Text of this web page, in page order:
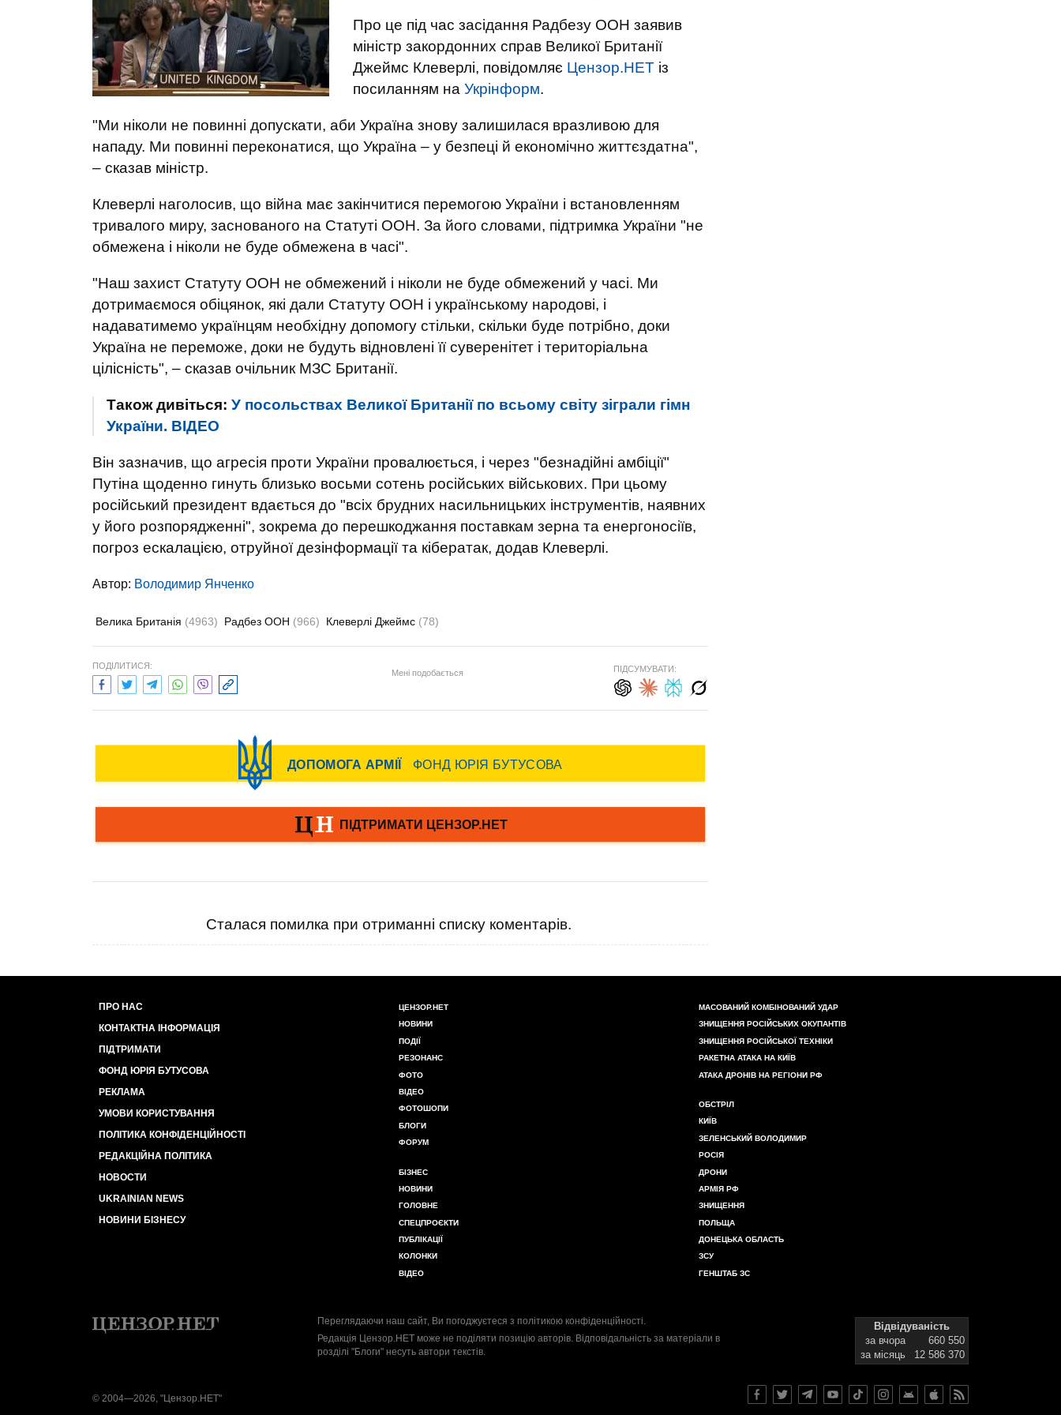
Про це під час засідання Радбезу ООН заявив
міністр закордонних справ Великої Британії
Джеймс Клеверлі, повідомляє Цензор.НЕТ із
посиланням на Укрінформ.
"Ми ніколи не повинні допускати, аби Україна знову залишилася вразливою для
нападу. Ми повинні переконатися, що Україна – у безпеці й економічно життєздатна",
– сказав міністр.
Клеверлі наголосив, що війна має закінчитися перемогою України і встановленням
тривалого миру, заснованого на Статуті ООН. За його словами, підтримка України "не
обмежена і ніколи не буде обмежена в часі".
"Наш захист Статуту ООН не обмежений і ніколи не буде обмежений у часі. Ми
дотримаємося обіцянок, які дали Статуту ООН і українському народові, і
надаватимемо українцям необхідну допомогу стільки, скільки буде потрібно, доки
Україна не переможе, доки не будуть відновлені її суверенітет і територіальна
цілісність", – сказав очільник МЗС Британії.
Також дивіться: У посольствах Великої Британії по всьому світу зіграли гімн
України. ВIДЕО
Він зазначив, що агресія проти України провалюється, і через "безнадійні амбіції"
Путіна щоденно гинуть близько восьми сотень російських військових. При цьому
російський президент вдається до "всіх брудних насильницьких інструментів, наявних
у його розпорядженні", зокрема до перешкоджання поставкам зерна та енергоносіїв,
погроз ескалацією, отруйної дезінформації та кібератак, додав Клеверлі.
Автор: Володимир Янченко
Велика Британія (4963) Радбез ООН (966) Клеверлі Джеймс (78)
ПОДІЛИТИСЯ:
Мені подобається ПІДСУМУВАТИ:
Сталася помилка при отриманні списку коментарів.
ПРО НАС
КОНТАКТНА ІНФОРМАЦІЯ
ПІДТРИМАТИ
ФОНД ЮРІЯ БУТУСОВА
РЕКЛАМА
УМОВИ КОРИСТУВАННЯ
ПОЛІТИКА КОНФІДЕНЦІЙНОСТІ
РЕДАКЦІЙНА ПОЛІТИКА
НОВОСТИ
UKRAINIAN NEWS
НОВИНИ БІЗНЕСУ
ЦЕНЗОР.НЕТ
НОВИНИ
ПОДІЇ
РЕЗОНАНС
ФОТО
ВІДЕО
ФОТОШОПИ
БЛОГИ
ФОРУМ
БІЗНЕС
НОВИНИ
ГОЛОВНЕ
СПЕЦПРОЄКТИ
ПУБЛІКАЦІЇ
КОЛОНКИ
ВІДЕО
МАСОВАНИЙ КОМБІНОВАНИЙ УДАР
ЗНИЩЕННЯ РОСІЙСЬКИХ ОКУПАНТІВ
ЗНИЩЕННЯ РОСІЙСЬКОЇ ТЕХНІКИ
РАКЕТНА АТАКА НА КИЇВ
АТАКА ДРОНІВ НА РЕГІОНИ РФ
ОБСТРІЛ
КИЇВ
ЗЕЛЕНСЬКИЙ ВОЛОДИМИР
РОСІЯ
ДРОНИ
АРМІЯ РФ
ЗНИЩЕННЯ
ПОЛЬЩА
ДОНЕЦЬКА ОБЛАСТЬ
ЗСУ
ГЕНШТАБ ЗС
Переглядаючи наш сайт, Ви погоджуєтеся з політикою конфіденційності.
Редакція Цензор.НЕТ може не поділяти позицію авторів. Відповідальність за матеріали в
розділі "Блоги" несуть автори текстів.
Відвідуваність
за вчора
660 550
за місяць
12 586 370
© 2004—2026, "Цензор.НЕТ"